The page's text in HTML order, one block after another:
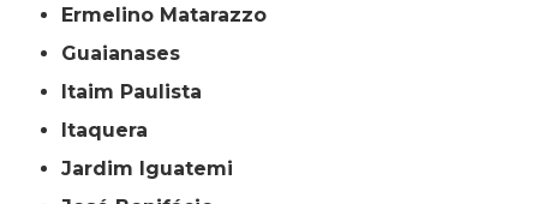
Ermelino Matarazzo
Guaianases
Itaim Paulista
Itaquera
Jardim Iguatemi